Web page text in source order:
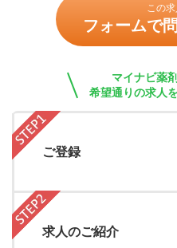
この
フォームで
マイナビ薬
希望通りの求人
ご登録
求人のご紹介